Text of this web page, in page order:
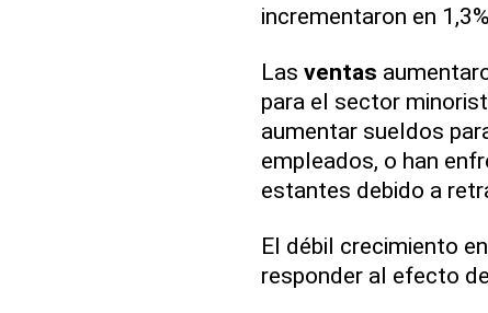
incrementaron en
Las ventas
para el sector
aumentar sueldos
empleados, o han
estantes debido a
El débil crecimiento
responder al efecto